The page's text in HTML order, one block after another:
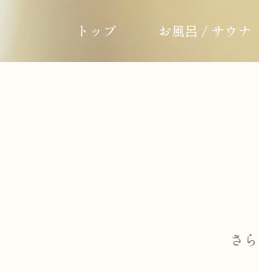
トップ お風呂 / サウナ
さ